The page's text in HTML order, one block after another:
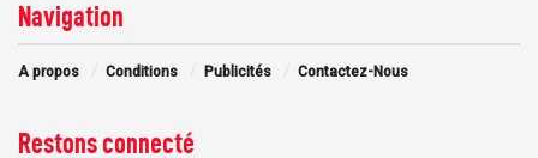
Navigation
A propos Conditions Publicités Contactez-Nous
Restons connecté